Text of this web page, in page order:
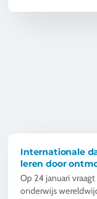
Internationale
leren door
Op 24 januari
onderwijs